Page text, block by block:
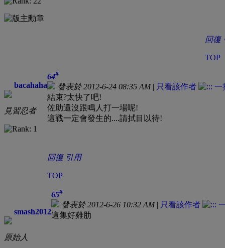
回復
TOP
bacahaha
見習忍者
64#
發表於 2012-6-24 08:35 AM| 只看該作者
結束?太快了吧!
佐助還沒跟鳴人打一場呢!
這戰一定會發生的....請拭目以待!
回復 引用
TOP
smash2012
原始人
65#
發表於 2012-6-26 10:32 AM| 只看該作者
這集好雞肋